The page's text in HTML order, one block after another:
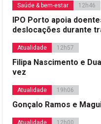
Saúde & bem-estar 12h46
IPO Porto apoia
deslocações durante
Atualidade 12h57
Filipa Nascimento e
vez
Atualidade 19h06
Gonçalo Ramos e